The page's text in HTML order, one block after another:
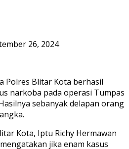
26, 2024
Polres Blitar Kota berhasil
narkoba pada operasi Tumpas
sebanyak delapan orang
Kota, Iptu Richy Hermawan
jika enam kasus